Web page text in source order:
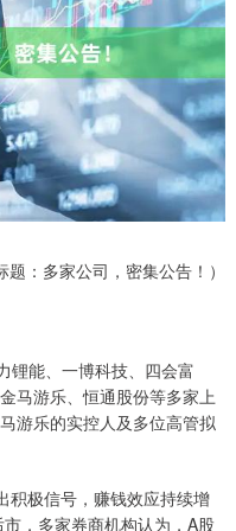
题：多家公司，密集公告！）
锂能、一博科技、四会富
马游乐、恒通股份等多家上
游乐的实控人及多位高管拟
积极信号，赚钱效应持续增
，多家券商机构认为，A股